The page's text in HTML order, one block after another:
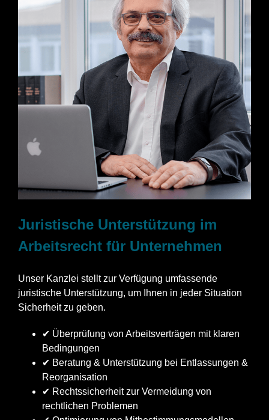
Juristische Unterstützung im
Arbeitsrecht für Unternehmen
Unser Kanzlei stellt zur Verfügung umfassende
juristische Unterstützung, um Ihnen in jeder Situation
Sicherheit zu geben.
✔ Überprüfung von Arbeitsverträgen mit klaren
Bedingungen
✔ Beratung & Unterstützung bei Entlassungen &
Reorganisation
✔ Rechtssicherheit zur Vermeidung von
rechtlichen Problemen